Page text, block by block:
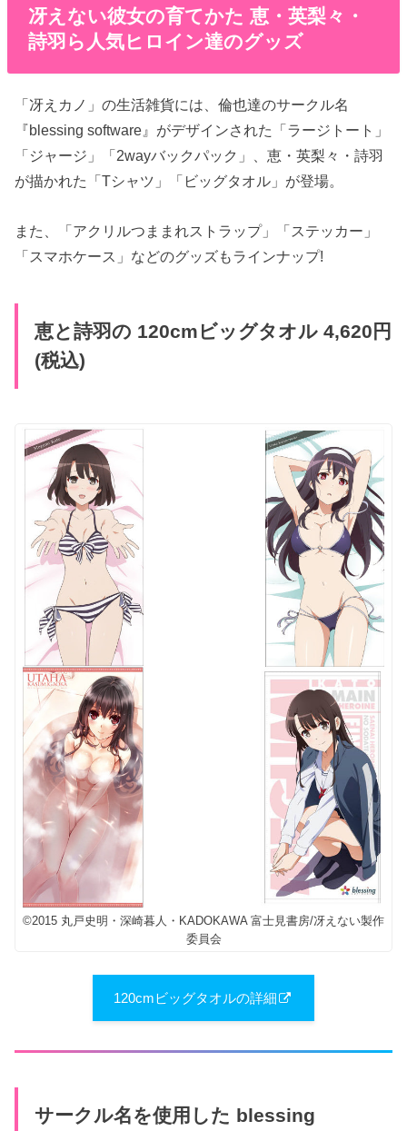
冴えない彼女の育てかた 恵・英梨々・
詩羽ら人気ヒロイン達のグッズ
「冴えカノ」の生活雑貨には、倫也達のサークル名
『blessing software』がデザインされた「ラージトート」
「ジャージ」「2wayバックパック」、恵・英梨々・詩羽
が描かれた「Tシャツ」「ビッグタオル」が登場。
また、「アクリルつままれストラップ」「ステッカー」
「スマホケース」などのグッズもラインナップ!
恵と詩羽の 120cmビッグタオル 4,620円
(税込)
©2015 丸戸史明・深崎暮人・KADOKAWA 富士見書房/冴えない製作
委員会
120cmビッグタオルの詳細
サークル名を使用した blessing